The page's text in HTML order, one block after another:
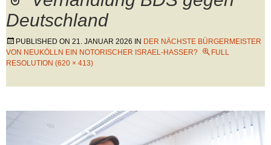
Deutschland
PUBLISHED ON 21. JANUAR 2026 IN DER NÄCHSTE BÜRGERMEISTER
VON NEUKÖLLN EIN NOTORISCHER ISRAEL-HASSER?
FULL
RESOLUTION (620 × 413)